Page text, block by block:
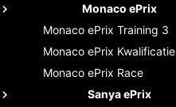
Monaco ePrix
Monaco ePrix Training 3
Monaco ePrix Kwalificatie
Monaco ePrix Race
Sanya ePrix